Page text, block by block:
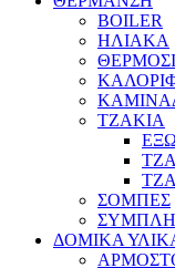
BOILER
ΗΛΙΑΚΑ
ΤΖΑΚΙΑ
ΣΟΜΠΕΣ
ΔΟΜΙΚΑ